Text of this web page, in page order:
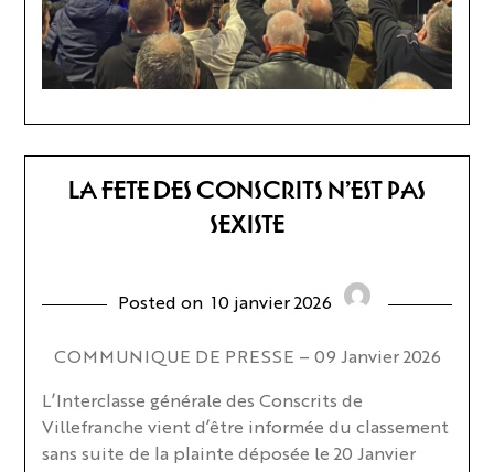
LA FETE DES CONSCRITS N’EST PAS
SEXISTE
Posted on 10 janvier 2026
COMMUNIQUE DE PRESSE – 09 Janvier 2026
L’Interclasse générale des Conscrits de
Villefranche vient d’être informée du classement
sans suite de la plainte déposée le 20 Janvier